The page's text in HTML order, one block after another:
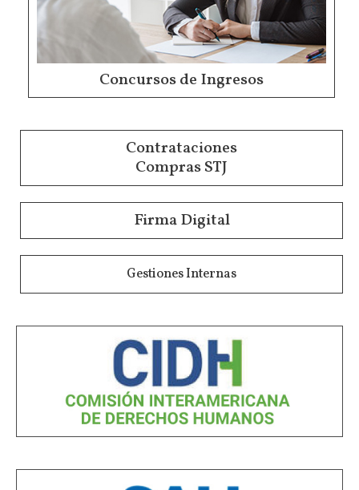
Concursos de Ingresos
Contrataciones
Compras STJ
Firma Digital
Gestiones Internas